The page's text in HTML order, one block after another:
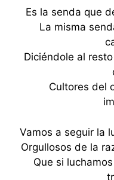
Es la senda que
La misma
Diciéndole al
Cultores del
Vamos a seguir la
Orgullosos de la
Que si